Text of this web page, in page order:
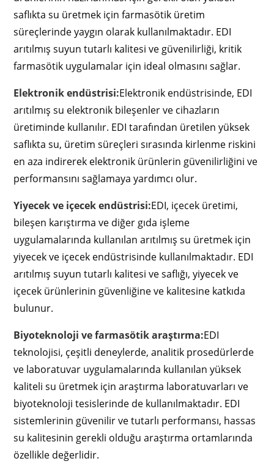
saflıkta su üretmek için farmasötik üretim
süreçlerinde yaygın olarak kullanılmaktadır. EDI
arıtılmış suyun tutarlı kalitesi ve güvenilirliği, kritik
farmasötik uygulamalar için ideal olmasını sağlar.
Elektronik endüstrisi:Elektronik endüstrisinde, EDI
arıtılmış su elektronik bileşenler ve cihazların
üretiminde kullanılır. EDI tarafından üretilen yüksek
saflıkta su, üretim süreçleri sırasında kirlenme riskini
en aza indirerek elektronik ürünlerin güvenilirliğini ve
performansını sağlamaya yardımcı olur.
Yiyecek ve içecek endüstrisi:EDI, içecek üretimi,
bileşen karıştırma ve diğer gıda işleme
uygulamalarında kullanılan arıtılmış su üretmek için
yiyecek ve içecek endüstrisinde kullanılmaktadır. EDI
arıtılmış suyun tutarlı kalitesi ve saflığı, yiyecek ve
içecek ürünlerinin güvenliğine ve kalitesine katkıda
bulunur.
Biyoteknoloji ve farmasötik araştırma:EDI
teknolojisi, çeşitli deneylerde, analitik prosedürlerde
ve laboratuvar uygulamalarında kullanılan yüksek
kaliteli su üretmek için araştırma laboratuvarları ve
biyoteknoloji tesislerinde de kullanılmaktadır. EDI
sistemlerinin güvenilir ve tutarlı performansı, hassas
su kalitesinin gerekli olduğu araştırma ortamlarında
özellikle değerlidir.